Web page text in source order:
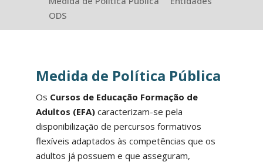
ODS
Medida de Política Pública
Os Cursos de Educação Formação de
Adultos (EFA)caracterizam-se pela
disponibilização de percursos formativos
flexíveis adaptados às competências que os
adultos já possuem e que asseguram,